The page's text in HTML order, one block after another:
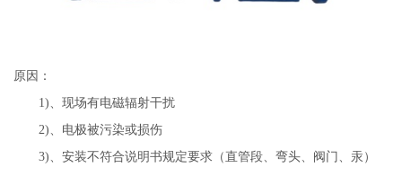
原因：
1)、现场有电磁辐射干扰
2)、电极被污染或损伤
3)、安装不符合说明书规定要求（直管段、弯头、阀门、汞）